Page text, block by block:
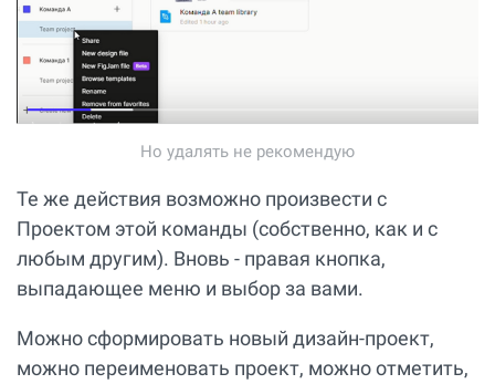
Но удалять не рекомендую
Те же действия возможно произвести с
Проектом этой команды (собственно, как и с
любым другим). Вновь - правая кнопка,
выпадающее меню и выбор за вами.
Можно сформировать новый дизайн-проект,
можно переименовать проект, можно отметить,